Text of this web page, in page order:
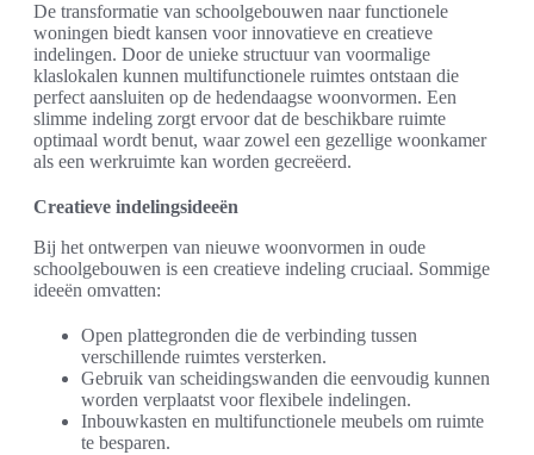
De transformatie van schoolgebouwen naar functionele
woningen biedt kansen voor innovatieve en creatieve
indelingen. Door de unieke structuur van voormalige
klaslokalen kunnen multifunctionele ruimtes ontstaan die
perfect aansluiten op de hedendaagse woonvormen. Een
slimme indeling zorgt ervoor dat de beschikbare ruimte
optimaal wordt benut, waar zowel een gezellige woonkamer
als een werkruimte kan worden gecreëerd.
Creatieve indelingsideeën
Bij het ontwerpen van nieuwe woonvormen in oude
schoolgebouwen is een creatieve indeling cruciaal. Sommige
ideeën omvatten:
Open plattegronden die de verbinding tussen
verschillende ruimtes versterken.
Gebruik van scheidingswanden die eenvoudig kunnen
worden verplaatst voor flexibele indelingen.
Inbouwkasten en multifunctionele meubels om ruimte
te besparen.